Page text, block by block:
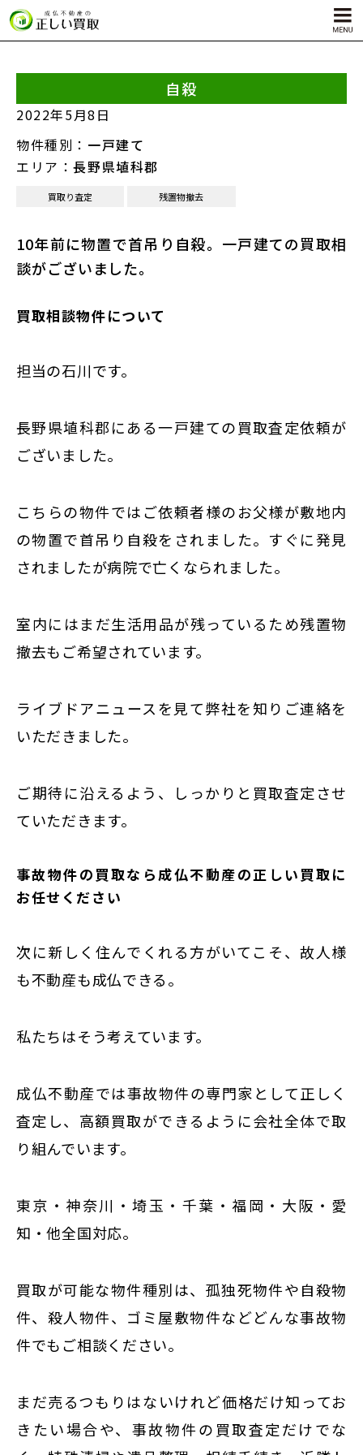
サービス内容
自殺物件買取
仙台
横浜
大和
埼玉
静岡
名古屋
福岡
自殺
2022年5月8日
物件種別： 一戸建て
エリア：長野県埴科郡
買取り査定 残置物撤去
10年前に物置で首吊り自殺。一戸建ての買取相
談がございました。
買取相談物件について
担当の石川です。
長野県埴科郡にある一戸建ての買取査定依頼が
ございました。
こちらの物件ではご依頼者様のお父様が敷地内
の物置で首吊り自殺をされました。すぐに発見
されましたが病院で亡くなられました。
室内にはまだ生活用品が残っているため残置物
撤去もご希望されています。
ライブドアニュースを見て弊社を知りご連絡を
いただきました。
ご期待に沿えるよう、しっかりと買取査定させ
ていただきます。
事故物件の買取なら成仏不動産の正しい買取に
お任せください
次に新しく住んでくれる方がいてこそ、故人様
も不動産も成仏できる。
私たちはそう考えています。
成仏不動産では事故物件の専門家として正しく
査定し、高額買取ができるように会社全体で取
り組んでいます。
東京・神奈川・埼玉・千葉・福岡・大阪・愛
知・他全国対応。
買取が可能な物件種別は、孤独死物件や自殺物
件、殺人物件、ゴミ屋敷物件などどんな事故物
件でもご相談ください。
まだ売るつもりはないけれど価格だけ知ってお
きたい場合や、事故物件の買取査定だけでな